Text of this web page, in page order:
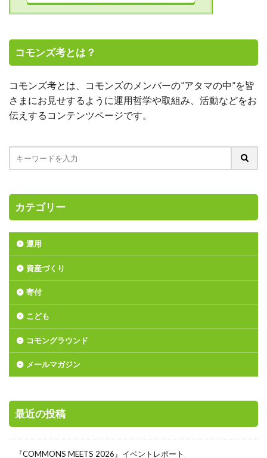
コモンズ考とは？
コモンズ考とは、コモンズのメンバーの”アタマの中”を皆
さまにお見せするように運用哲学や取組み、活動などをお
伝えするコンテンツページです。
カテゴリー
運用
資産づくり
寄付
こども
コモングラウンド
メールマガジン
最近の投稿
『COMMONS MEETS 2026』イベントレポート